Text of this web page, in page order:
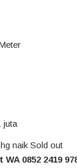
juta
naik Sold out
WA 0852 2419